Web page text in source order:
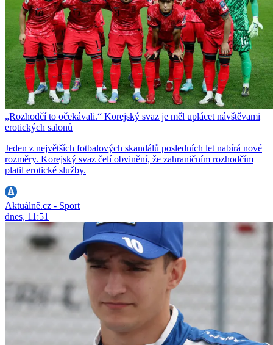
„Rozhodčí to očekávali.“ Korejský svaz je měl uplácet návštěvami
erotických salonů
Jeden z největších fotbalových skandálů posledních let nabírá nové
rozměry. Korejský svaz čelí obvinění, že zahraničním rozhodčím
platil erotické služby.
Aktuálně.cz - Sport
dnes, 11:51